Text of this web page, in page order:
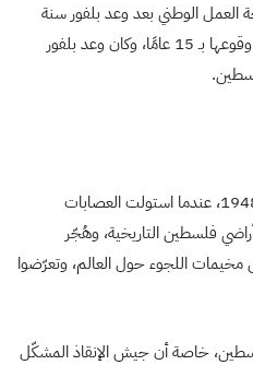
الوطني بعد وعد بلفور سنة
1917، إذ تغنّى بها وتنبأ بالنكبة قبل وقوعها بـ 15 عامًا، وكان وعد بلفور
حدثت النكبة في تاريخ 15 مايو/ أيار 1948، عندما استولت العصابات
فلسطين التاريخية، وهُجّر
اللجوء حول العالم، وتعرّضوا
خاصة أن جيش الإنقاذ المشكّل